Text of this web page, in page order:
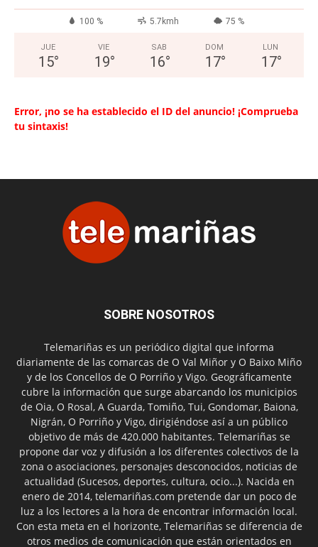
100 % 5.7kmh 75 %
JUE
15°
VIE
19°
SAB
16°
DOM
17°
LUN
17°
Error, ¡no se ha establecido el ID del anuncio! ¡Comprueba
tu sintaxis!
SOBRE NOSOTROS
Telemariñas es un periódico digital que informa
diariamente de las comarcas de O Val Miñor y O Baixo Miño
y de los Concellos de O Porriño y Vigo. Geográficamente
cubre la información que surge abarcando los municipios
de Oia, O Rosal, A Guarda, Tomiño, Tui, Gondomar, Baiona,
Nigrán, O Porriño y Vigo, dirigiéndose así a un público
objetivo de más de 420.000 habitantes. Telemariñas se
propone dar voz y difusión a los diferentes colectivos de la
zona o asociaciones, personajes desconocidos, noticias de
actualidad (Sucesos, deportes, cultura, ocio...). Nacida en
enero de 2014, telemariñas.com pretende dar un poco de
luz a los lectores a la hora de encontrar información local.
Con esta meta en el horizonte, Telemariñas se diferencia de
otros medios de comunicación que están orientados en